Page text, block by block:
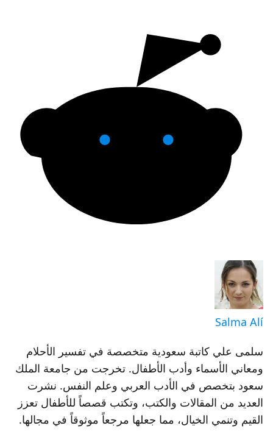
Salma Alí
سلمى علي كاتبة سعودية متخصصة في تفسير الأحلام
ومعاني الأسماء وأدب الأطفال. تخرجت من جامعة الملك
سعود بتخصص في الأدب العربي وعلم النفس. نشرت
العديد من المقالات والكتب، وتكتب قصصاً للأطفال تعزز
القيم وتنمي الخيال، مما جعلها مرجعاً موثوقاً في مجالها.